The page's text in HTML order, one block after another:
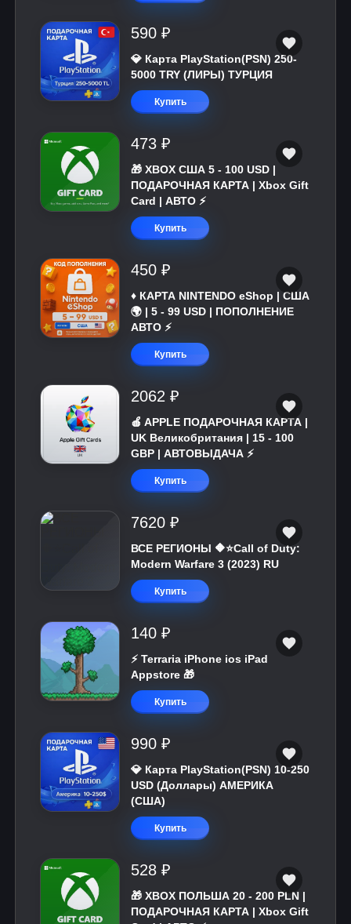
590 ₽
💎 Карта PlayStation(PSN) 250-
5000 TRY (ЛИРЫ) ТУРЦИЯ
Купить
473 ₽
🎁 XBOX США 5 - 100 USD |
ПОДАРОЧНАЯ КАРТА | Xbox Gift
Card | АВТО ⚡
Купить
450 ₽
♦️ КАРТА NINTENDO eShop | США
🌍 | 5 - 99 USD | ПОПОЛНЕНИЕ
АВТО ⚡
Купить
2062 ₽
🍎 APPLE ПОДАРОЧНАЯ КАРТА |
UK Великобритания | 15 - 100
GBP | АВТОВЫДАЧА ⚡️
Купить
7620 ₽
ВСЕ РЕГИОНЫ 🔶⭐Call of Duty:
Modern Warfare 3 (2023) RU
Купить
140 ₽
⚡️ Terraria iPhone ios iPad
Appstore 🎁
Купить
990 ₽
💎 Карта PlayStation(PSN) 10-250
USD (Доллары) АМЕРИКА
(США)
Купить
528 ₽
🎁 XBOX ПОЛЬША 20 - 200 PLN |
ПОДАРОЧНАЯ КАРТА | Xbox Gift